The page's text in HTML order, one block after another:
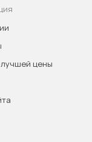
лучшей цены